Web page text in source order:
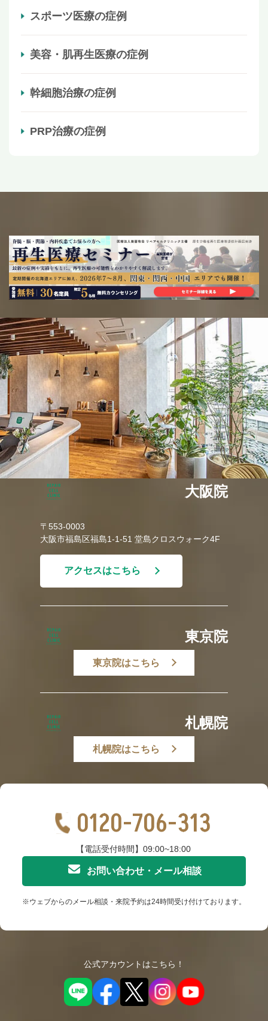
スポーツ医療の症例
美容・肌再生医療の症例
幹細胞治療の症例
PRP治療の症例
大阪院
〒553-0003
大阪市福島区福島1-1-51 堂島クロスウォーク4F
アクセスはこちら
東京院
東京院はこちら
札幌院
札幌院はこちら
0120-706-313
【電話受付時間】09:00~18:00
お問い合わせ・メール相談
※ウェブからのメール相談・来院予約は24時間受け付けております。
公式アカウントはこちら！